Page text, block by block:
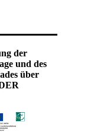
der
und des
über